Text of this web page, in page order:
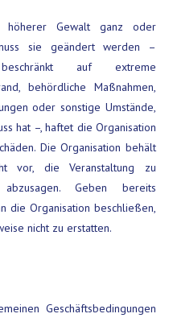
höherer Gewalt ganz oder
sie geändert werden –
auf extreme
behördliche Maßnahmen,
oder sonstige Umstände,
hat –, haftet die Organisation
Die Organisation behält
vor, die Veranstaltung zu
Geben bereits
die Organisation beschließen,
nicht zu erstatten.
Geschäftsbedingungen